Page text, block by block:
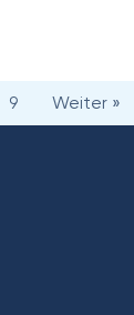
9 Weiter »